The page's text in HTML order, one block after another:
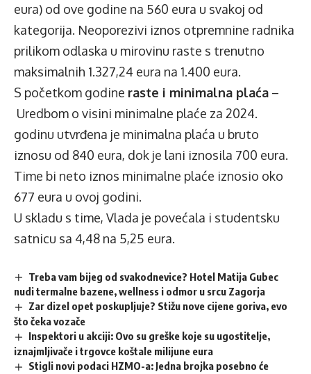
eura) od ove godine na 560 eura u svakoj od
kategorija. Neoporezivi iznos otpremnine radnika
prilikom odlaska u mirovinu raste s trenutno
maksimalnih 1.327,24 eura na 1.400 eura.
S početkom godine raste i minimalna plaća –
Uredbom o visini minimalne plaće za 2024.
godinu utvrđena je minimalna plaća u bruto
iznosu od 840 eura, dok je lani iznosila 700 eura.
Time bi neto iznos minimalne plaće iznosio oko
677 eura u ovoj godini.
U skladu s time, Vlada je povećala i studentsku
satnicu sa 4,48 na 5,25 eura.
Treba vam bijeg od svakodnevice? Hotel Matija Gubec
nudi termalne bazene, wellness i odmor u srcu Zagorja
Zar dizel opet poskupljuje? Stižu nove cijene goriva, evo
što čeka vozače
Inspektori u akciji: Ovo su greške koje su ugostitelje,
iznajmljivače i trgovce koštale milijune eura
Stigli novi podaci HZMO-a: Jedna brojka posebno će